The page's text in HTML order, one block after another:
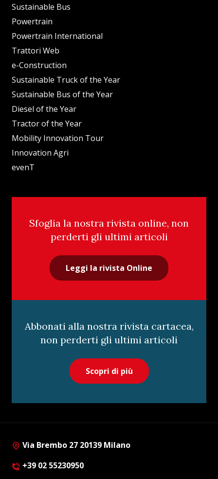
Sustainable Bus
Powertrain
Powertrain International
Trattori Web
e-Construction
Sustainable Truck of the Year
Sustainable Bus of the Year
Diesel of the Year
Tractor of the Year
Mobility Innovation Tour
Innovation Agri
evenT
Sfoglia la nostra rivista online, non
perderti gli ultimi articoli
Leggi la rivista Online
Abbonati alla nostra rivista cartacea,
non perderti gli ultimi articoli
Scopri di più
Via Brembo 27 20139 Milano
+39 02 55230950